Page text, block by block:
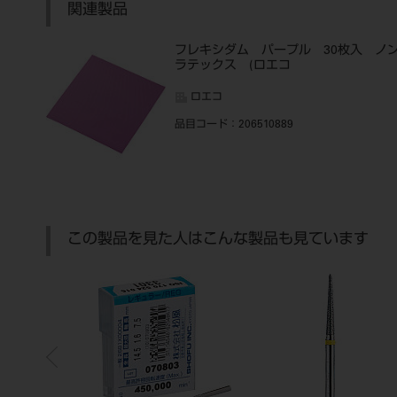
関連製品
フレキシダム パープル 30枚入 ノ
ラテックス (ロエコ
ロエコ
品目コード ：206510889
この製品を見た人はこんな製品も見ています